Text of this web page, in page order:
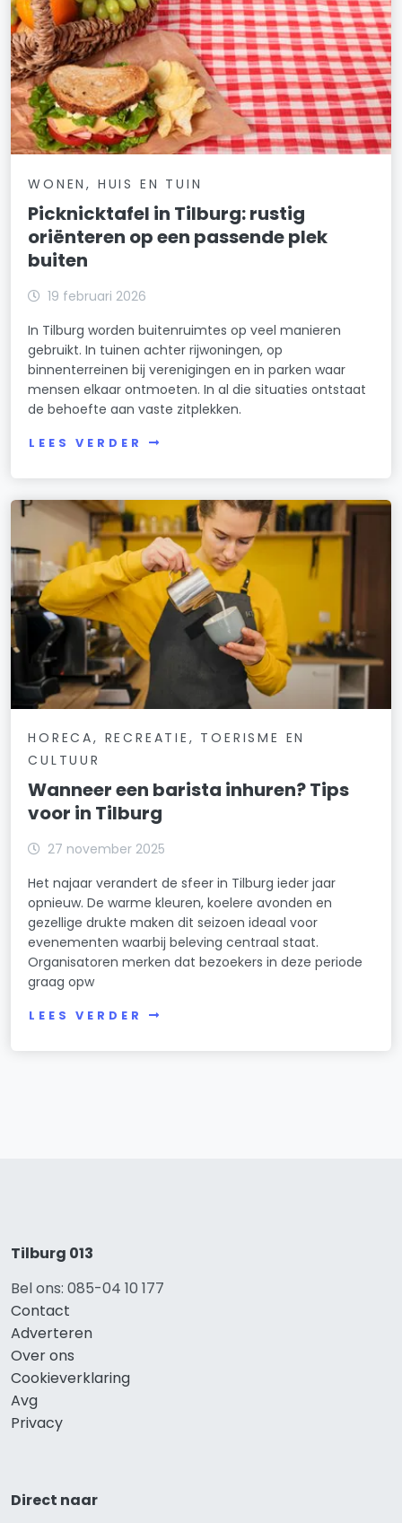
WONEN, HUIS EN TUIN
Picknicktafel in Tilburg: rustig
oriënteren op een passende plek
buiten
19 februari 2026
In Tilburg worden buitenruimtes op veel manieren
gebruikt. In tuinen achter rijwoningen, op
binnenterreinen bij verenigingen en in parken waar
mensen elkaar ontmoeten. In al die situaties ontstaat
de behoefte aan vaste zitplekken.
LEES VERDER
HORECA, RECREATIE, TOERISME EN
CULTUUR
Wanneer een barista inhuren? Tips
voor in Tilburg
27 november 2025
Het najaar verandert de sfeer in Tilburg ieder jaar
opnieuw. De warme kleuren, koelere avonden en
gezellige drukte maken dit seizoen ideaal voor
evenementen waarbij beleving centraal staat.
Organisatoren merken dat bezoekers in deze periode
graag opw
LEES VERDER
Tilburg 013
Bel ons: 085-04 10 177
Contact
Adverteren
Over ons
Cookieverklaring
Avg
Privacy
Direct naar